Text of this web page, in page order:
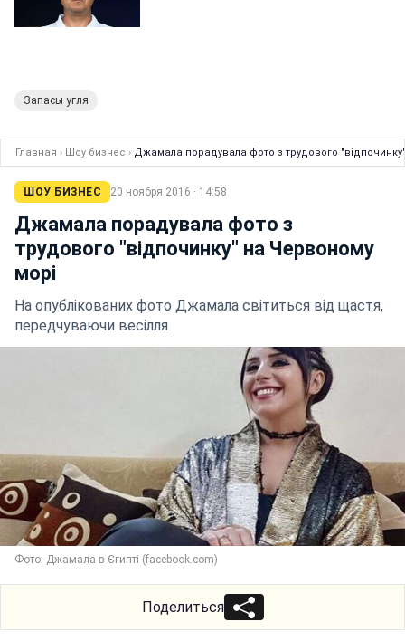
Запасы угля
Главная › Шоу бизнес › Джамала порадувала фото з трудового
ШОУ БИЗНЕС 20 ноября 2016 · 14:58
Джамала порадувала фото з
трудового "відпочинку" на Червоному
морі
На опублікованих фото Джамала світиться від щастя,
передчуваючи весілля
Фото: Джамала в Єгипті (facebook.com)
Поделиться